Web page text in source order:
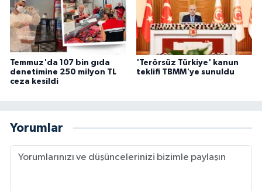
Temmuz'da 107 bin gıda
denetimine 250 milyon TL
ceza kesildi
'Terörsüz Türkiye' kanun
teklifi TBMM'ye sunuldu
Yorumlar